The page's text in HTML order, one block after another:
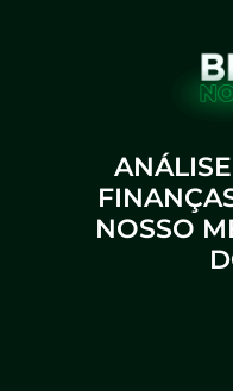
NOSSO